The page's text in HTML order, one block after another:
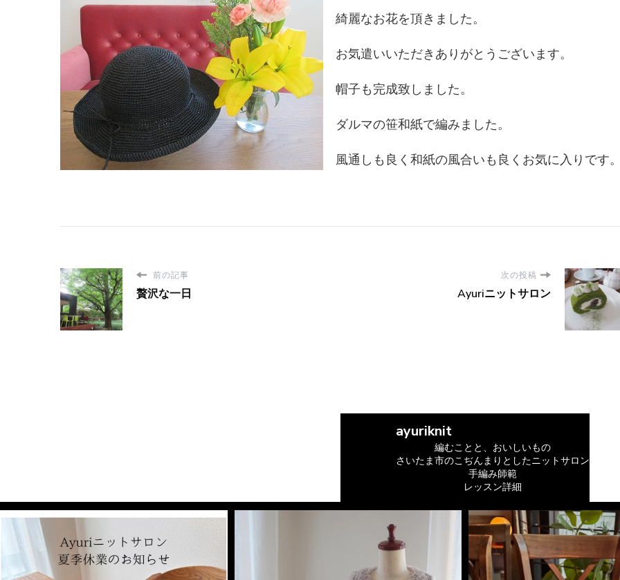
綺麗なお花を頂きました。
お気遣いいただきありがとうございます。
帽子も完成致しました。
ダルマの笹和紙で編みました。
風通しも良く和紙の風合いも良くお気に入りです。
前の記事
贅沢な一日
次の投稿
Ayuriニットサロン
ayuriknit
編むことと、おいしいもの
さいたま市のこぢんまりとしたニットサロン
手編み師範
レッスン詳細